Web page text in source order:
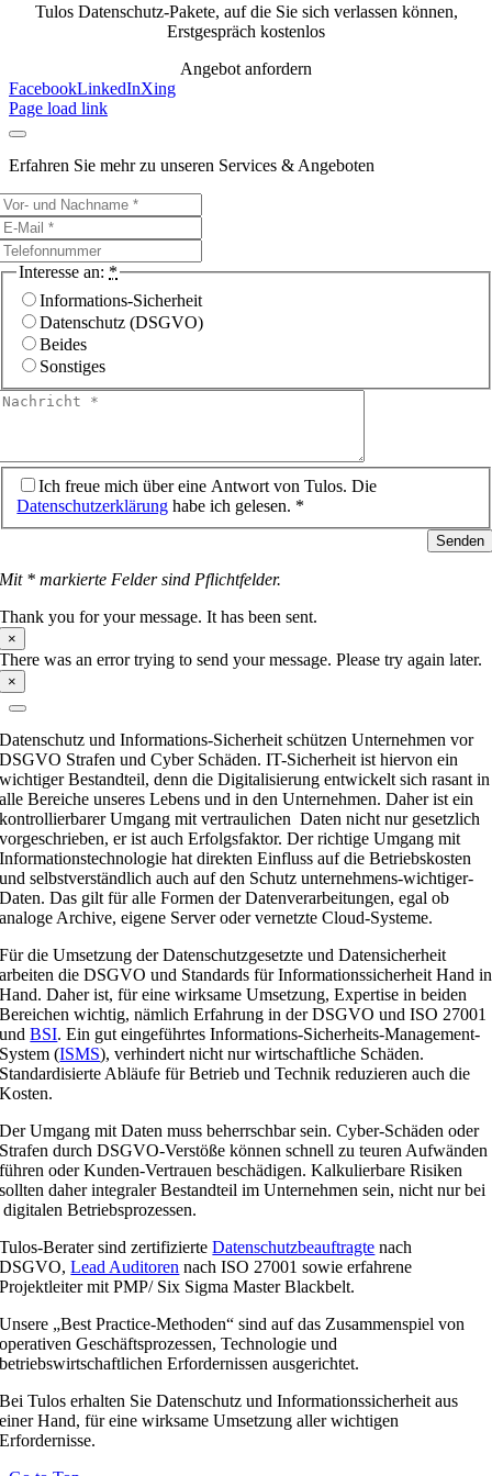
Tulos Datenschutz-Pakete, auf die Sie sich verlassen können,
Erstgespräch kostenlos
Angebot anfordern
FacebookLinkedInXing
Page load link
Erfahren Sie mehr zu unseren Services & Angeboten
Interesse an: *
Informations-Sicherheit
Datenschutz (DSGVO)
Beides
Sonstiges
Ich freue mich über eine Antwort von Tulos. Die
Datenschutzerklärung habe ich gelesen. *
Senden
Mit * markierte Felder sind Pflichtfelder.
Thank you for your message. It has been sent.
×
There was an error trying to send your message. Please try again later.
×
Datenschutz und Informations-Sicherheit schützen Unternehmen vor
DSGVO Strafen und Cyber Schäden. IT-Sicherheit ist hiervon ein
wichtiger Bestandteil, denn die Digitalisierung entwickelt sich rasant in
alle Bereiche unseres Lebens und in den Unternehmen. Daher ist ein
kontrollierbarer Umgang mit vertraulichen Daten nicht nur gesetzlich
vorgeschrieben, er ist auch Erfolgsfaktor. Der richtige Umgang mit
Informationstechnologie hat direkten Einfluss auf die Betriebskosten
und selbstverständlich auch auf den Schutz unternehmens-wichtiger-
Daten. Das gilt für alle Formen der Datenverarbeitungen, egal ob
analoge Archive, eigene Server oder vernetzte Cloud-Systeme.
Für die Umsetzung der Datenschutzgesetzte und Datensicherheit
arbeiten die DSGVO und Standards für Informationssicherheit Hand in
Hand. Daher ist, für eine wirksame Umsetzung, Expertise in beiden
Bereichen wichtig, nämlich Erfahrung in der DSGVO und ISO 27001
undBSI. Ein gut eingeführtes Informations-Sicherheits-Management-
System (ISMS), verhindert nicht nur wirtschaftliche Schäden.
Standardisierte Abläufe für Betrieb und Technik reduzieren auch die
Kosten.
Der Umgang mit Daten muss beherrschbar sein. Cyber-Schäden oder
Strafen durch DSGVO-Verstöße können schnell zu teuren Aufwänden
führen oder Kunden-Vertrauen beschädigen. Kalkulierbare Risiken
sollten daher integraler Bestandteil im Unternehmen sein, nicht nur bei
digitalen Betriebsprozessen.
Tulos-Berater sind zertifizierteDatenschutzbeauftragte nach
DSGVO,Lead Auditoren nach ISO 27001 sowie erfahrene
Projektleiter mit PMP/ Six Sigma Master Blackbelt.
Unsere „Best Practice-Methoden“ sind auf das Zusammenspiel von
operativen Geschäftsprozessen, Technologie und
betriebswirtschaftlichen Erfordernissen ausgerichtet.
Bei Tulos erhalten Sie Datenschutz und Informationssicherheit aus
einer Hand, für eine wirksame Umsetzung aller wichtigen
Erfordernisse.